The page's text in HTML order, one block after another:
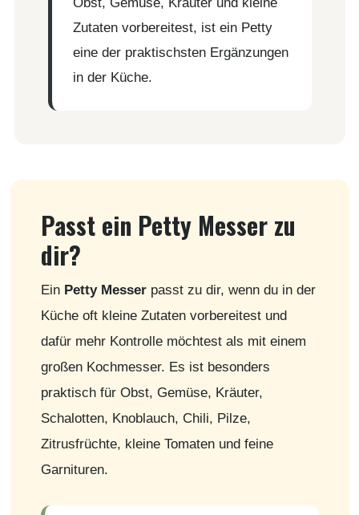
Zutaten vorbereitest, ist ein Petty
eine der praktischsten Ergänzungen
in der Küche.
Passt ein Petty Messer zu
dir?
Ein Petty Messerpasst zu dir, wenn du in der
Küche oft kleine Zutaten vorbereitest und
dafür mehr Kontrolle möchtest als mit einem
großen Kochmesser. Es ist besonders
praktisch für Obst, Gemüse, Kräuter,
Schalotten, Knoblauch, Chili, Pilze,
Zitrusfrüchte, kleine Tomaten und feine
Garnituren.